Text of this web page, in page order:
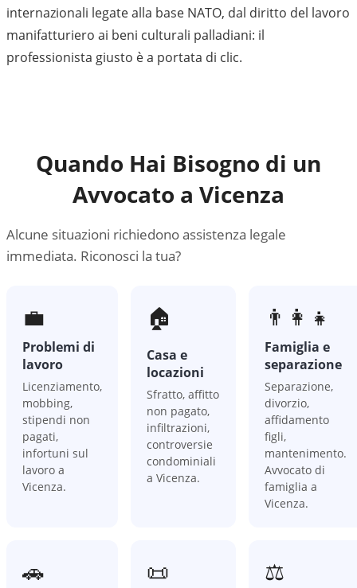
internazionali legate alla base NATO, dal diritto del lavoro
manifatturiero ai beni culturali palladiani: il
professionista giusto è a portata di clic.
Quando Hai Bisogno di un
Avvocato a Vicenza
Alcune situazioni richiedono assistenza legale
immediata. Riconosci la tua?
💼
Problemi di
lavoro
Licenziamento,
mobbing,
stipendi non
pagati,
infortuni sul
lavoro a
Vicenza.
🏠
Casa e
locazioni
Sfratto, affitto
non pagato,
infiltrazioni,
controversie
condominiali
a Vicenza.
👨‍👩‍👧
Famiglia e
separazione
Separazione,
divorzio,
affidamento
figli,
mantenimento.
Avvocato di
famiglia a
Vicenza.
🚗 📜 ⚖️